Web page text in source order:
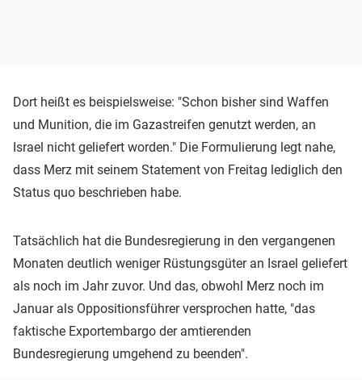
Dort heißt es beispielsweise: "Schon bisher sind Waffen
und Munition, die im Gazastreifen genutzt werden, an
Israel nicht geliefert worden." Die Formulierung legt nahe,
dass Merz mit seinem Statement von Freitag lediglich den
Status quo beschrieben habe.
Tatsächlich hat die Bundesregierung in den vergangenen
Monaten deutlich weniger Rüstungsgüter an Israel geliefert
als noch im Jahr zuvor. Und das, obwohl Merz noch im
Januar als Oppositionsführer versprochen hatte, "das
faktische Exportembargo der amtierenden
Bundesregierung umgehend zu beenden".